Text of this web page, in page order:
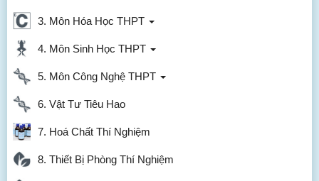
3. Môn Hóa Học THPT
4. Môn Sinh Học THPT
5. Môn Công Nghệ THPT
6. Vật Tư Tiêu Hao
7. Hoá Chất Thí Nghiệm
8. Thiết Bị Phòng Thí Nghiệm